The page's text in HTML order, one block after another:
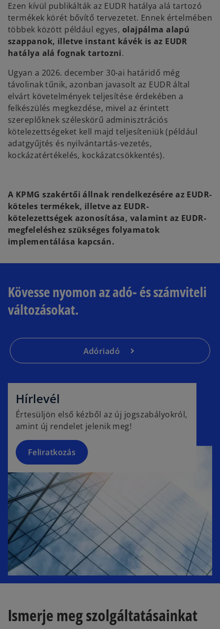
Ezen kívül publikálták az EUDR hatálya alá tartozó
termékek körét bővítő tervezetet. Ennek értelmében
többek között például egyes, olajpálma alapú
szappanok, illetve instant kávék is az EUDR
hatálya alá fognak tartozni.
Ugyan a 2026. december 30-ai határidő még
távolinak tűnik, azonban javasolt az EUDR által
elvárt követelmények teljesítése érdekében a
felkészülés megkezdése, mivel az érintett
szereplőknek széleskörű adminisztrációs
kötelezettségeket kell majd teljesíteniük (például
adatgyűjtés és nyilvántartás-vezetés,
kockázatértékelés, kockázatcsökkentés).
A KPMG szakértői állnak rendelkezésére az EUDR-
köteles termékek, illetve az EUDR-
kötelezettségek azonosítása, valamint az EUDR-
megfeleléshez szükséges folyamatok
implementálása kapcsán.
Kövesse nyomon az adó- és számviteli
változásokat.
Adóriadó
Hírlevél
Értesüljön első kézből az új jogszabályokról,
amint új rendelet jelenik meg!
Feliratkozás
p
e
n
s
i
n
a
n
e
w
t
a
b
Ismerje meg szolgáltatásainkat